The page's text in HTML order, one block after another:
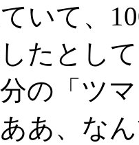
いて、
たとし
の「ツ
あ、な